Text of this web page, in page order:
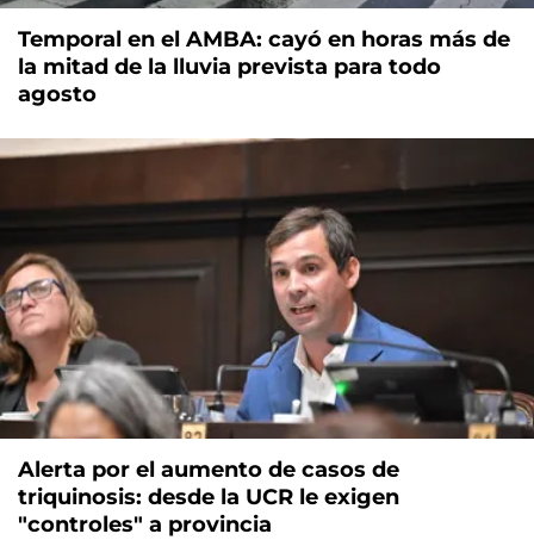
Temporal en el AMBA: cayó en horas más de
la mitad de la lluvia prevista para todo
agosto
Alerta por el aumento de casos de
triquinosis: desde la UCR le exigen
"controles" a provincia